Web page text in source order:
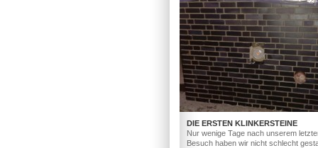
DIE ERSTEN KLINKERSTEINE
Nur wenige Tage nach unserem
Besuch haben wir nicht schlecht